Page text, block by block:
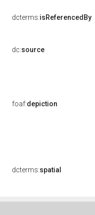
dcterms:isReferencedBy
dc:source
foaf:depiction
dcterms:spatial